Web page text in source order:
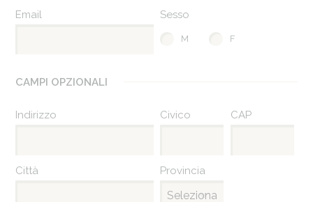
Email Sesso
M F
CAMPI OPZIONALI
Indirizzo Civico CAP
Città Provincia